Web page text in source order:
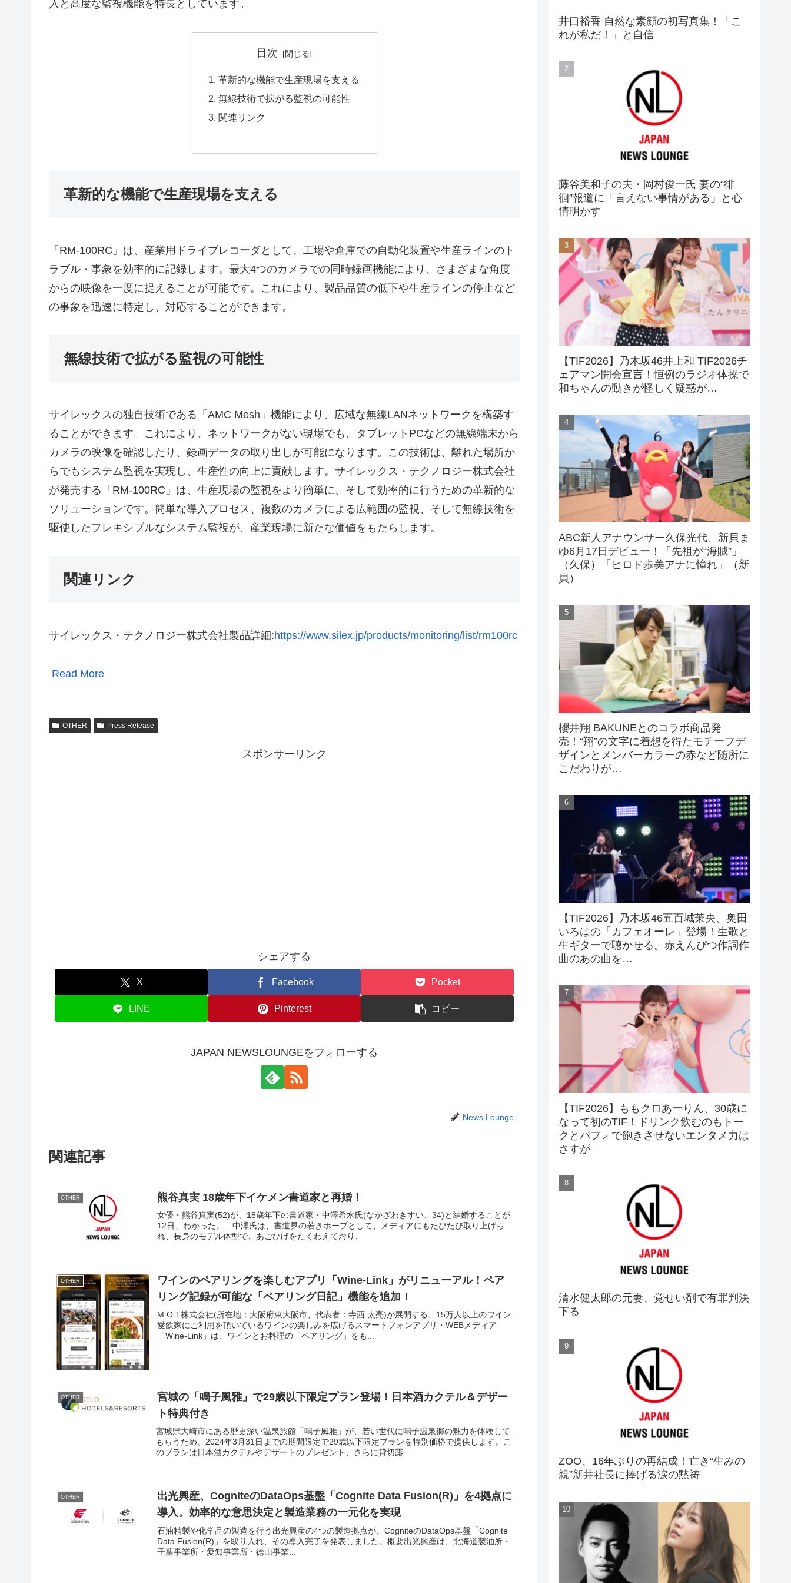
入と高度な監視機能を特長としています。
目次
革新的な機能で生産現場を支える
無線技術で拡がる監視の可能性
関連リンク
革新的な機能で生産現場を支える
「RM-100RC」は、産業用ドライブレコーダとして、工場や倉庫での自動化装置や生産ラインのト
ラブル・事象を効率的に記録します。最大4つのカメラでの同時録画機能により、さまざまな角度
からの映像を一度に捉えることが可能です。これにより、製品品質の低下や生産ラインの停止など
の事象を迅速に特定し、対応することができます。
無線技術で拡がる監視の可能性
サイレックスの独自技術である「AMC Mesh」機能により、広域な無線LANネットワークを構築す
ることができます。これにより、ネットワークがない現場でも、タブレットPCなどの無線端末から
カメラの映像を確認したり、録画データの取り出しが可能になります。この技術は、離れた場所か
らでもシステム監視を実現し、生産性の向上に貢献します。サイレックス・テクノロジー株式会社
が発売する「RM-100RC」は、生産現場の監視をより簡単に、そして効率的に行うための革新的な
ソリューションです。簡単な導入プロセス、複数のカメラによる広範囲の監視、そして無線技術を
駆使したフレキシブルなシステム監視が、産業現場に新たな価値をもたらします。
関連リンク
サイレックス・テクノロジー株式会社製品詳細:https://www.silex.jp/products/monitoring/list/rm100rc
Read More
OTHER Press Release
スポンサーリンク
シェアする
X Facebook Pocket
LINE Pinterest コピー
JAPAN NEWSLOUNGEをフォローする
News Lounge
関連記事
OTHER 熊谷真実 18歳年下イケメン書道家と再婚！
女優・熊谷真実(52)が、18歳年下の書道家・中澤希水氏(なかざわきすい、34)と結婚することが
12日、わかった。 中澤氏は、書道界の若きホープとして、メディアにもたびたび取り上げら
れ、長身のモデル体型で、あごひげをたくわえており、
OTHER
ワインのペアリングを楽しむアプリ「Wine-Link」がリニューアル！ペア
リング記録が可能な「ペアリング日記」機能を追加！
M.O.T株式会社(所在地：大阪府東大阪市、代表者：寺西 太亮)が展開する、15万人以上のワイン
愛飲家にご利用を頂いているワインの楽しみを広げるスマートフォンアプリ・WEBメディア
「Wine-Link」は、ワインとお料理の「ペアリング」をも...
OTHER
宮城の「鳴子風雅」で29歳以下限定プラン登場！日本酒カクテル＆デザー
ト特典付き
宮城県大崎市にある歴史深い温泉旅館「鳴子風雅」が、若い世代に鳴子温泉郷の魅力を体験して
もらうため、2024年3月31日までの期間限定で29歳以下限定プランを特別価格で提供します。こ
のプランは日本酒カクテルやデザートのプレゼント、さらに貸切露...
OTHER
出光興産、CogniteのDataOps基盤「Cognite Data Fusion(R)」を4拠点に
導入。効率的な意思決定と製造業務の一元化を実現
石油精製や化学品の製造を行う出光興産の4つの製造拠点が、CogniteのDataOps基盤「Cognite
Data Fusion(R)」を取り入れ、その導入完了を発表しました。概要出光興産は、北海道製油所・
千葉事業所・愛知事業所・徳山事業...
井口裕香 自然な素顔の初写真集！「こ
れが私だ！」と自信
藤谷美和子の夫・岡村俊一氏 妻の“徘
徊”報道に「言えない事情がある」と心
情明かす
【TIF2026】乃木坂46井上和 TIF2026チ
ェアマン開会宣言！恒例のラジオ体操で
和ちゃんの動きが怪しく疑惑が…
ABC新人アナウンサー久保光代、新貝ま
ゆ6月17日デビュー！「先祖が“海賊”」
（久保）「ヒロド歩美アナに憧れ」（新
貝）
櫻井翔 BAKUNEとのコラボ商品発
売！“翔”の文字に着想を得たモチーフデ
ザインとメンバーカラーの赤など随所に
こだわりが…
【TIF2026】乃木坂46五百城茉央、奥田
いろはの「カフェオーレ」登場！生歌と
生ギターで聴かせる。赤えんぴつ作詞作
曲のあの曲を…
【TIF2026】ももクロあーりん、30歳に
なって初のTIF！ドリンク飲むのもトー
クとパフォで飽きさせないエンタメ力は
さすが
清水健太郎の元妻、覚せい剤で有罪判決
下る
ZOO、16年ぶりの再結成！亡き“生みの
親”新井社長に捧げる涙の黙祷